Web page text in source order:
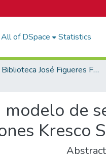
All of DSpace Statistics
Biblioteca José Figueres Ferrer
de
Kresco
Abstract